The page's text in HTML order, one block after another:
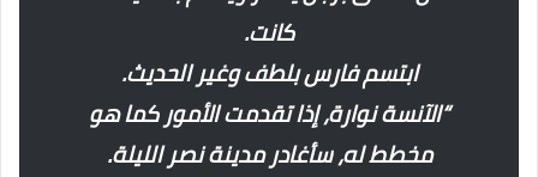
كانت.
ابتسم فارس بلطف وغير الحديث.
“الآنسة نوارة، إذا تقدمت الأمور كما هو
مخطط له، سأغادر مدينة نصر الليلة.